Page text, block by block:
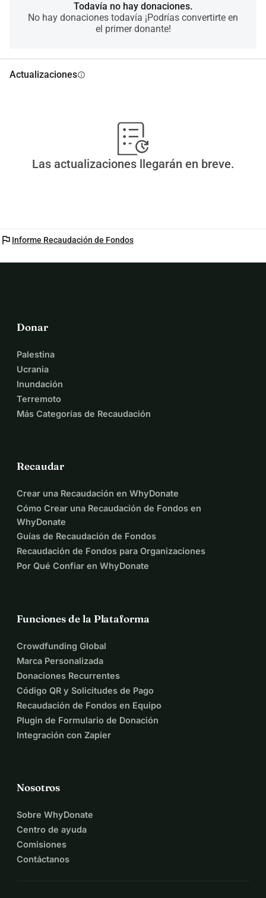
Todavía no hay donaciones.
No hay donaciones todavía ¡Podrías convertirte en
el primer donante!
Actualizacionesinfo
Las actualizaciones llegarán en breve.
flag Informe Recaudación de Fondos
Donar
Palestina
Ucrania
Inundación
Terremoto
Más Categorías de Recaudación
Recaudar
Crear una Recaudación en WhyDonate
Cómo Crear una Recaudación de Fondos en
WhyDonate
Guías de Recaudación de Fondos
Recaudación de Fondos para Organizaciones
Por Qué Confiar en WhyDonate
Funciones de la Plataforma
Crowdfunding Global
Marca Personalizada
Donaciones Recurrentes
Código QR y Solicitudes de Pago
Recaudación de Fondos en Equipo
Plugin de Formulario de Donación
Integración con Zapier
Nosotros
Sobre WhyDonate
Centro de ayuda
Comisiones
Contáctanos